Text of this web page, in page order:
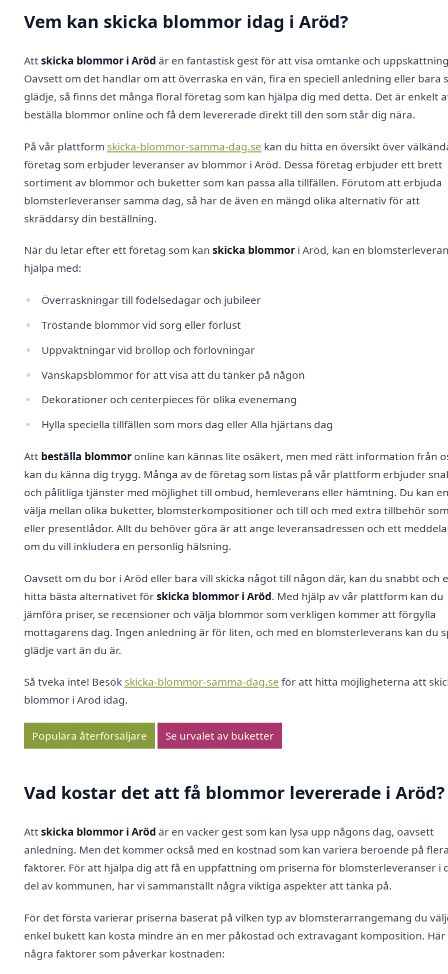
Vem kan skicka blommor idag i Aröd?
Att skicka blommor i Aröd är en fantastisk gest för att visa omtanke och
Oavsett om det handlar om att överraska en vän, fira en speciell anledning eller bara
glädje, så finns det många floral företag som kan hjälpa dig med detta. Det är enkelt
beställa blommor online och få dem levererade direkt till den som står dig nära.
På vår plattform skicka-blommor-samma-dag.se kan du hitta en översikt över
företag som erbjuder leveranser av blommor i Aröd. Dessa företag erbjuder ett brett
sortiment av blommor och buketter som kan passa alla tillfällen. Förutom att erbjuda
blomsterleveranser samma dag, så har de även en mängd olika alternativ för att
skräddarsy din beställning.
När du letar efter ett företag som kan skicka blommor i Aröd, kan en
hjälpa med:
Överraskningar till födelsedagar och jubileer
Tröstande blommor vid sorg eller förlust
Uppvaktningar vid bröllop och förlovningar
Vänskapsblommor för att visa att du tänker på någon
Dekorationer och centerpieces för olika evenemang
Hylla speciella tillfällen som mors dag eller Alla hjärtans dag
Att beställa blommor online kan kännas lite osäkert, men med rätt information från
kan du känna dig trygg. Många av de företag som listas på vår plattform erbjuder
och pålitliga tjänster med möjlighet till ombud, hemleverans eller hämtning. Du kan
välja mellan olika buketter, blomsterkompositioner och till och med extra tillbehör
eller presentlådor. Allt du behöver göra är att ange leveransadressen och ett
om du vill inkludera en personlig hälsning.
Oavsett om du bor i Aröd eller bara vill skicka något till någon där, kan du snabbt och
hitta bästa alternativet för skicka blommor i Aröd. Med hjälp av vår plattform kan du
jämföra priser, se recensioner och välja blommor som verkligen kommer att förgylla
mottagarens dag. Ingen anledning är för liten, och med en blomsterleverans kan du
glädje vart än du är.
Så tveka inte! Besök skicka-blommor-samma-dag.se för att hitta möjligheterna att
blommor i Aröd idag.
Populära återförsäljare Se urvalet av buketter
Vad kostar det att få blommor levererade i Aröd?
Att skicka blommor i Aröd är en vacker gest som kan lysa upp någons dag, oavsett
anledning. Men det kommer också med en kostnad som kan variera beroende på flera
faktorer. För att hjälpa dig att få en uppfattning om priserna för blomsterleveranser i
del av kommunen, har vi sammanställt några viktiga aspekter att tänka på.
För det första varierar priserna baserat på vilken typ av blomsterarrangemang du
enkel bukett kan kosta mindre än en mer påkostad och extravagant komposition.
några faktorer som påverkar kostnaden: